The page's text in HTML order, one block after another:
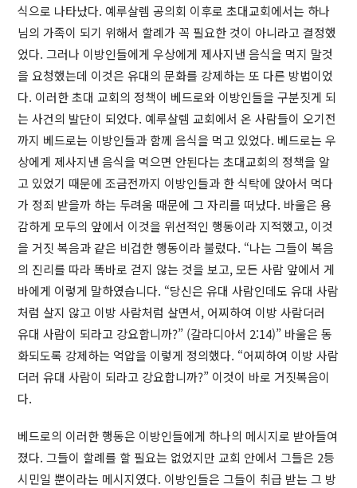
식으로 나타났다. 예루살렘 공의회 이후로 초대교회에서는 하나
님의 가족이 되기 위해서 할례가 꼭 필요한 것이 아니라고 결정했
었다. 그러나 이방인들에게 우상에게 제사지낸 음식을 먹지 말것
을 요청했는데 이것은 유대의 문화를 강제하는 또 다른 방법이었
다. 이러한 초대 교회의 정책이 베드로와 이방인들을 구분짓게 되
는 사건의 발단이 되었다. 예루살렘 교회에서 온 사람들이 오기전
까지 베드로는 이방인들과 함께 음식을 먹고 있었다. 베드로는 우
상에게 제사지낸 음식을 먹으면 안된다는 초대교회의 정책을 알
고 있었기 때문에 조금전까지 이방인들과 한 식탁에 앉아서 먹다
가 정죄 받을까 하는 두려움 때문에 그 자리를 떠났다. 바울은 용
감하게 모두의 앞에서 이것을 위선적인 행동이라 지적했고, 이것
을 거짓 복음과 같은 비겁한 행동이라 불렀다. “나는 그들이 복음
의 진리를 따라 똑바로 걷지 않는 것을 보고, 모든 사람 앞에서 게
바에게 이렇게 말하였습니다. “당신은 유대 사람인데도 유대 사람
처럼 살지 않고 이방 사람처럼 살면서, 어찌하여 이방 사람더러
유대 사람이 되라고 강요합니까?” (갈라디아서 2:14)” 바울은 동
화되도록 강제하는 억압을 이렇게 정의했다. “어찌하여 이방 사람
더러 유대 사람이 되라고 강요합니까?” 이것이 바로 거짓복음이
다.
베드로의 이러한 행동은 이방인들에게 하나의 메시지로 받아들여
졌다. 그들이 할례를 할 필요는 없었지만 교회 안에서 그들은 2등
시민일 뿐이라는 메시지였다. 이방인들은 그들이 취급 받는 그 방